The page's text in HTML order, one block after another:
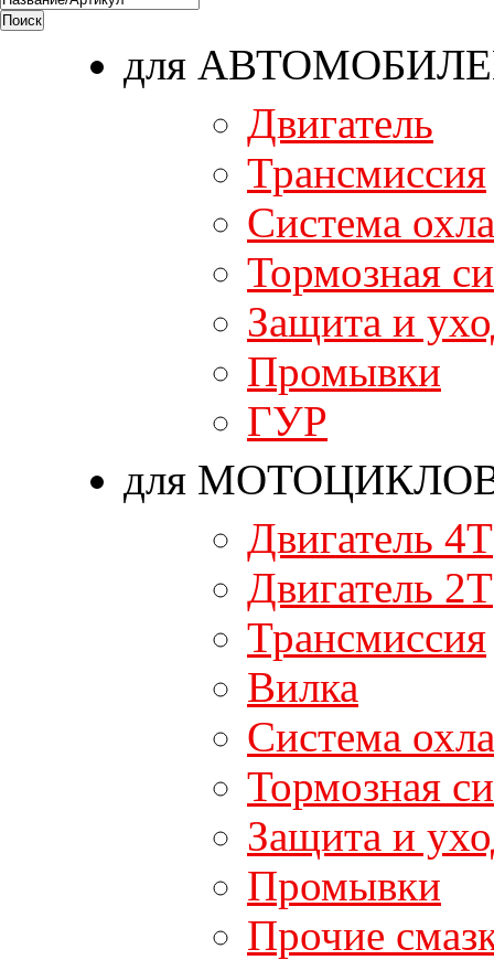
для
Двигатель
Трансмиссия
Система
Тормозная
Защита и
Промывки
ГУР
для
Двигатель 4T
Двигатель 2T
Трансмиссия
Вилка
Система
Тормозная
Защита и
Промывки
Прочие